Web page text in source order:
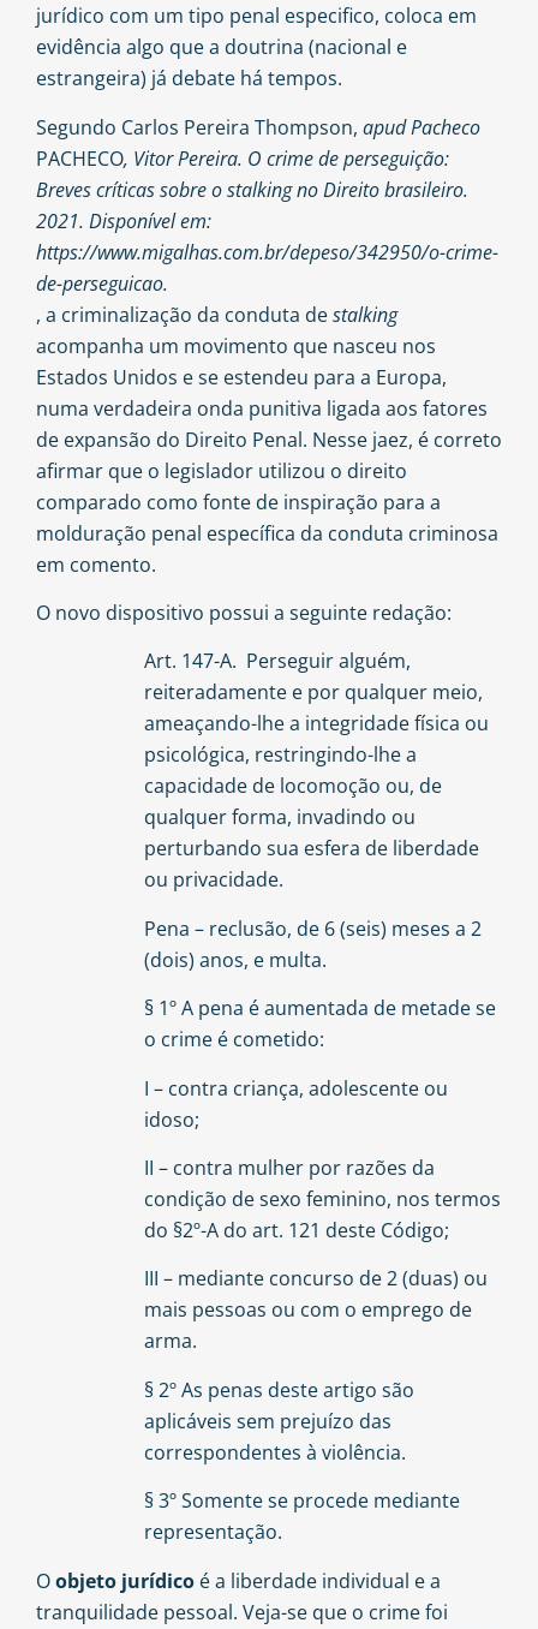
jurídico com um tipo penal especifico, coloca em
evidência algo que a doutrina (nacional e
estrangeira) já debate há tempos.
Segundo Carlos Pereira Thompson, apudPacheco
PACHECO, Vitor Pereira. O crime de perseguição:
Breves críticas sobre o stalking no Direito brasileiro.
2021. Disponível em:
https://www.migalhas.com.br/depeso/342950/o-crime-
de-perseguicao.
, a criminalização da conduta destalking
acompanha um movimento que nasceu nos
Estados Unidos e se estendeu para a Europa,
numa verdadeira onda punitiva ligada aos fatores
de expansão do Direito Penal. Nesse jaez, é correto
afirmar que o legislador utilizou o direito
comparado como fonte de inspiração para a
molduração penal específica da conduta criminosa
em comento.
O novo dispositivo possui a seguinte redação:
Art. 147-A. Perseguir alguém,
reiteradamente e por qualquer meio,
ameaçando-lhe a integridade física ou
psicológica, restringindo-lhe a
capacidade de locomoção ou, de
qualquer forma, invadindo ou
perturbando sua esfera de liberdade
ou privacidade.
Pena – reclusão, de 6 (seis) meses a 2
(dois) anos, e multa.
§ 1º A pena é aumentada de metade se
o crime é cometido:
I – contra criança, adolescente ou
idoso;
II – contra mulher por razões da
condição de sexo feminino, nos termos
do §2º-A do art. 121 deste Código;
III – mediante concurso de 2 (duas) ou
mais pessoas ou com o emprego de
arma.
§ 2º As penas deste artigo são
aplicáveis sem prejuízo das
correspondentes à violência.
§ 3º Somente se procede mediante
representação.
Oobjeto jurídico é a liberdade individual e a
tranquilidade pessoal. Veja-se que o crime foi